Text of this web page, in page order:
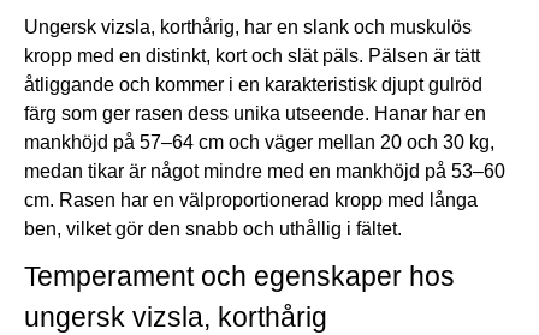
Ungersk vizsla, korthårig, har en slank och muskulös
kropp med en distinkt, kort och slät päls. Pälsen är tätt
åtliggande och kommer i en karakteristisk djupt gulröd
färg som ger rasen dess unika utseende. Hanar har en
mankhöjd på 57–64 cm och väger mellan 20 och 30 kg,
medan tikar är något mindre med en mankhöjd på 53–60
cm. Rasen har en välproportionerad kropp med långa
ben, vilket gör den snabb och uthållig i fältet.
Temperament och egenskaper hos
ungersk vizsla, korthårig